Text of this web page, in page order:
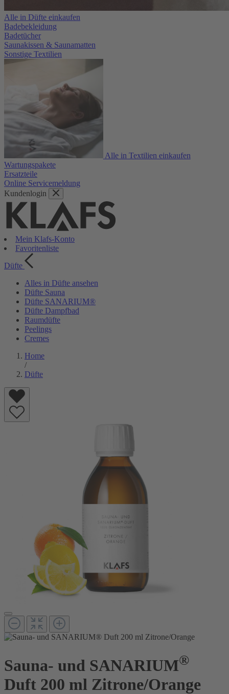
Alle in Düfte einkaufen
Badebekleidung
Badetücher
Saunakissen & Saunamatten
Sonstige Textilien
Alle in Textilien einkaufen
Wartungspakete
Ersatzteile
Online Servicemeldung
Kundenlogin
Mein Klafs-Konto
Favoritenliste
Düfte
Alles in Düfte ansehen
Düfte Sauna
Düfte SANARIUM®
Düfte Dampfbad
Raumdüfte
Peelings
Cremes
Home
/
Düfte
Sauna- und SANARIUM®
Duft 200 ml Zitrone/Orange